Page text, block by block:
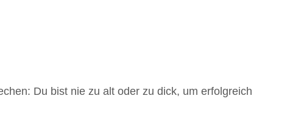
Du bist nie zu alt oder zu dick, um erfolgreich